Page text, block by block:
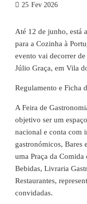
25 Fev 2026
Até 12 de junho, está
para a Cozinha à
evento vai decorrer
Júlio Graça, em Vila
Regulamento e Ficha
A Feira de
objetivo ser um
nacional e conta com
gastronómicos, Bares
uma Praça da Comida
Bebidas, Livraria
Restaurantes,
convidadas.